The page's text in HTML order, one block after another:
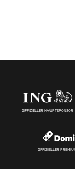
OFFIZIELLER HAUPTSPONSOR
OFFIZIELLER